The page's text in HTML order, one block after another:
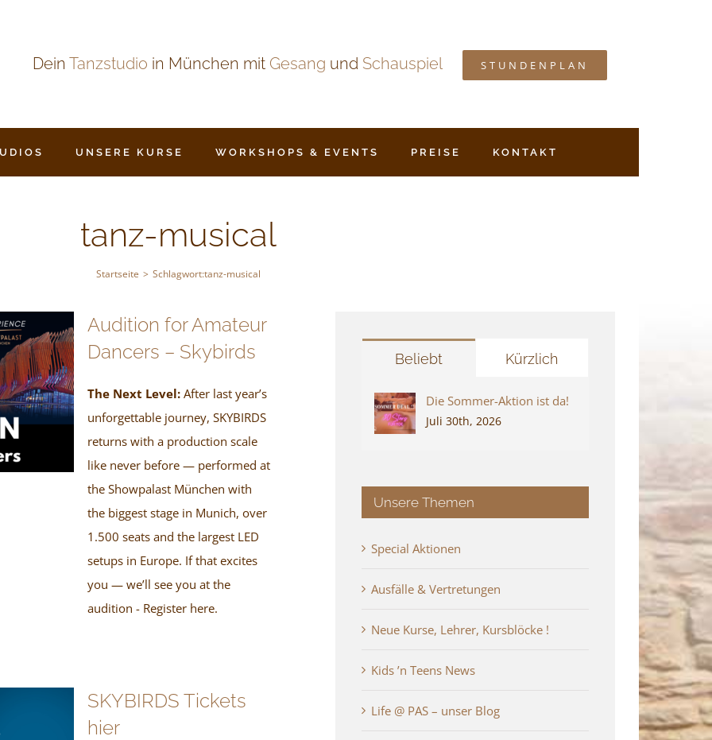
Dein Tanzstudio in München mit Gesang und Schauspiel STUNDENPLAN
UNSERE KURSE WORKSHOPS & EVENTS PREISE KONTAKT
tanz-musical
Startseite Schlagwort:tanz-musical
Audition for Amateur
Dancers – Skybirds
The Next Level: After last year’s
unforgettable journey, SKYBIRDS
returns with a production scale
like never before — performed at
the Showpalast München with
the biggest stage in Munich, over
1.500 seats and the largest LED
setups in Europe. If that excites
you — we’ll see you at the
audition - Register here.
SKYBIRDS Tickets
hier
Beliebt Kürzlich
Die Sommer-Aktion ist da!
Juli 30th, 2026
Unsere Themen
Special Aktionen
Ausfälle & Vertretungen
Neue Kurse, Lehrer, Kursblöcke !
Kids ’n Teens News
Life @ PAS – unser Blog